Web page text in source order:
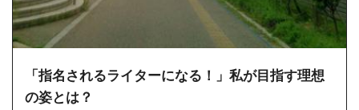
「指名されるライターになる！」私が目指す理想
の姿とは？